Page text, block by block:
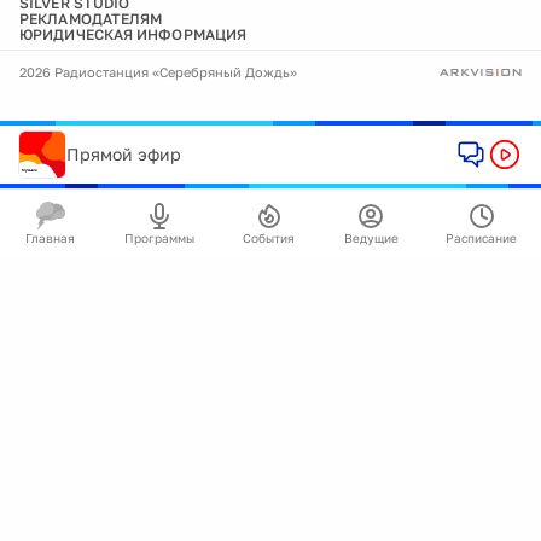
РЕКЛАМОДАТЕЛЯМ
ЮРИДИЧЕСКАЯ ИНФОРМАЦИЯ
2026 Радиостанция «Серебряный Дождь»
Прямой эфир
Главная Программы События Ведущие Расписание